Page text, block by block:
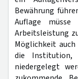
Bewährung
Auflage
Arbeitsleistung
Möglichkeit
die Institution,
niedergelegt